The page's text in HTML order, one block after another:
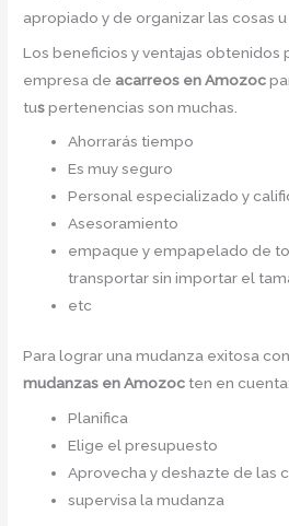
apropiado y de organizar las cosas u
Los beneficios y ventajas obtenidos
empresa de acarreos en Amozoc
tuspertenencias son muchas.
Ahorrarás tiempo
Es muy seguro
Personal especializado y
Asesoramiento
empaque y empapelado de
transportar sin importar el
etc
Para lograr una mudanza exitosa
mudanzas en Amozoc ten en cuenta:
Planifica
Elige el presupuesto
Aprovecha y deshazte de las
supervisa la mudanza